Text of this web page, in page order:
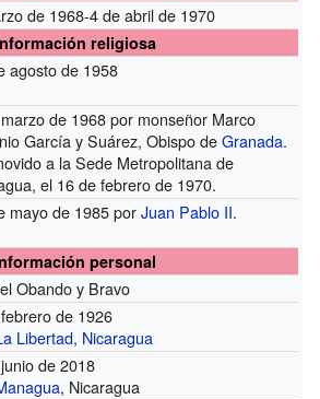
de 1968-4 de abril de 1970
religiosa
agosto de 1958
de 1968 por monseñor Marco
García y Suárez, Obispo deGranada.
a la Sede Metropolitana de
el 16 de febrero de 1970.
mayo de 1985 porJuan Pablo II.
personal
Obando y Bravo
de 1926
Libertad, Nicaragua
de 2018
, Nicaragua